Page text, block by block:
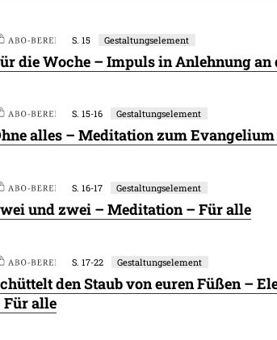
S. 15 Gestaltungselement
die Woche – Impuls in Anlehnung an
S. 15-16 Gestaltungselement
alles – Meditation zum
S. 16-17 Gestaltungselement
und zwei – Meditation – Für alle
S. 17-22 Gestaltungselement
den Staub von euren Füßen –
Für alle